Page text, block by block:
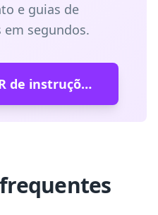
e guias de
segundos.
Gerar código QR de instruções de vídeo